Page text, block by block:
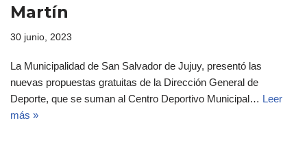
Martín
30 junio, 2023
La Municipalidad de San Salvador de Jujuy, presentó las
nuevas propuestas gratuitas de la Dirección General de
Deporte, que se suman al Centro Deportivo Municipal… Leer
más »